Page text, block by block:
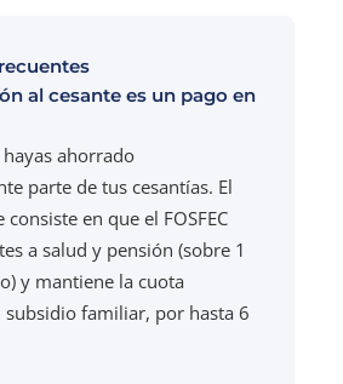
al cesante es un pago en
ahorrado
parte de tus cesantías. El
en que el FOSFEC
a salud y pensión (sobre 1
y mantiene la cuota
familiar, por hasta 6